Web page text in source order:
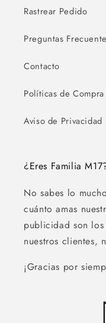
Rastrear Pedido
Preguntas
Contacto
Políticas de Compra
Aviso de Privacidad
¿Eres Familia
No sabes lo
cuánto amas
publicidad son
nuestros clientes,
¡Gracias por